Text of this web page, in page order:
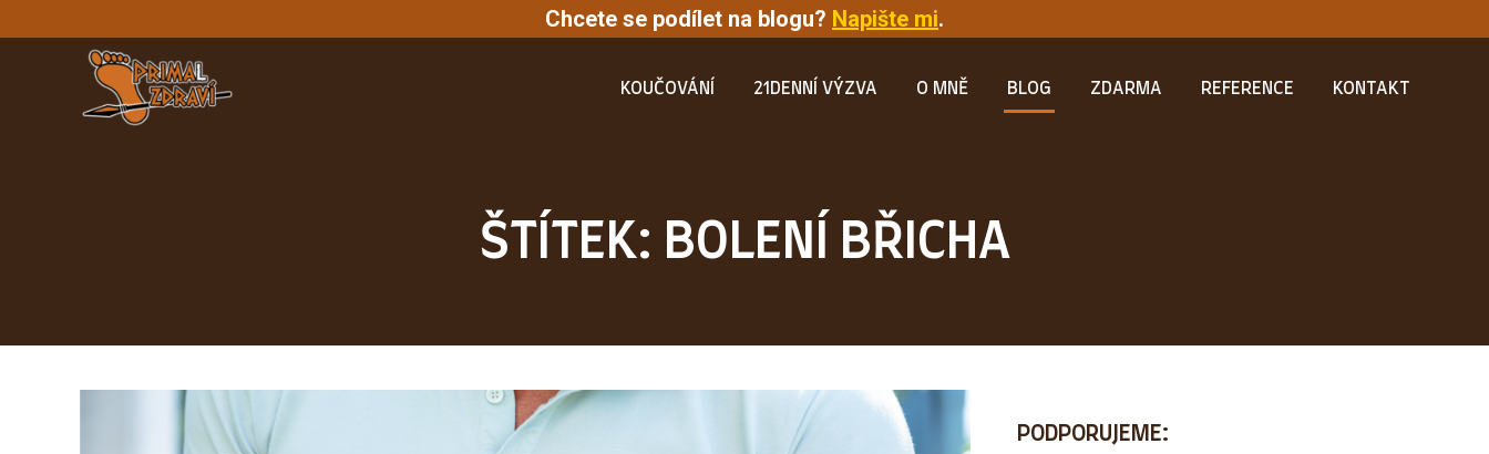
Chcete se podílet na blogu? Napište mi.
KOUČOVÁNÍ 21DENNÍ VÝZVA O MNĚ BLOG ZDARMA REFERENCE KONTAKT
ŠTÍTEK: BOLENÍ BŘICHA
PODPORUJEME: